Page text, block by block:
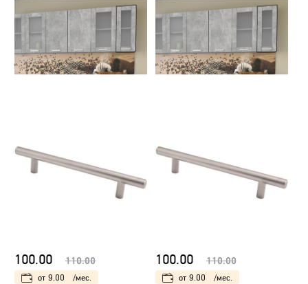
100.00 110.00
от 9.00 /мес.
100.00 110.00
от 9.00 /мес.